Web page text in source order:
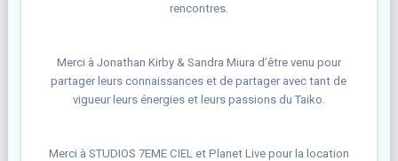
rencontres.
Merci à Jonathan Kirby & Sandra Miura d’être venu pour
partager leurs connaissances et de partager avec tant de
vigueur leurs énergies et leurs passions du Taiko.
Merci à STUDIOS 7EME CIEL et Planet Live pour la location